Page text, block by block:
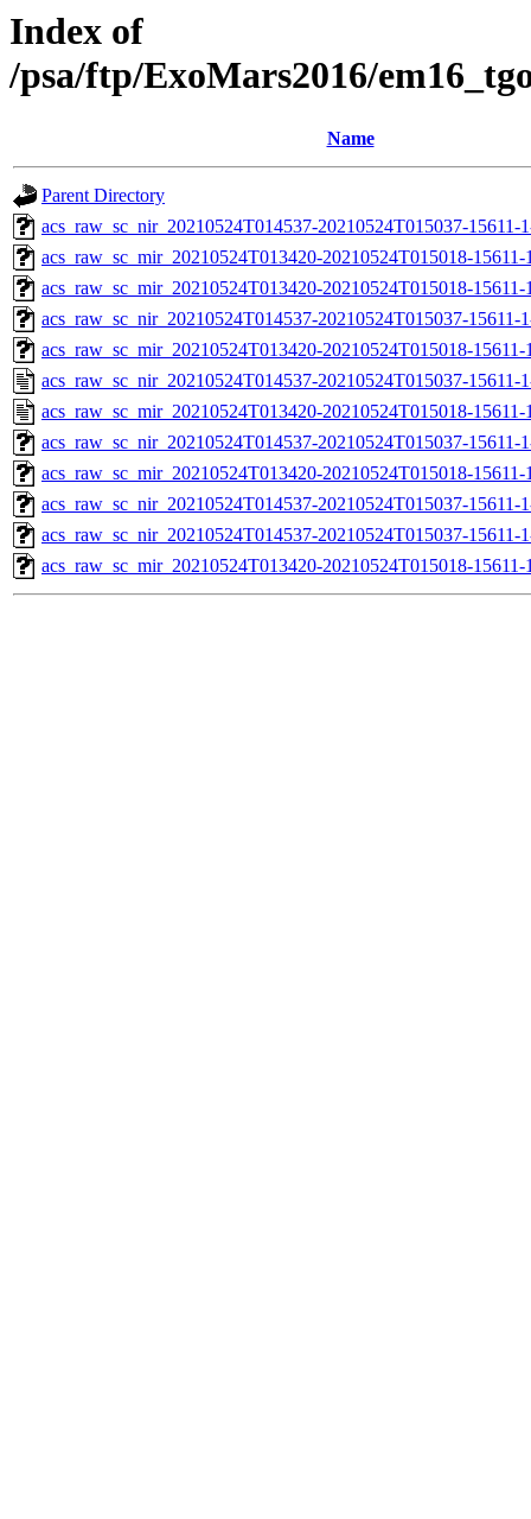
Index of
/psa/ftp/ExoMars2016/
Name
Parent Directory
acs_raw_sc_nir_20210524T014537-20210524T015037-15611-
acs_raw_sc_mir_20210524T013420-20210524T015018-
acs_raw_sc_mir_20210524T013420-20210524T015018-
acs_raw_sc_nir_20210524T014537-20210524T015037-15611-
acs_raw_sc_mir_20210524T013420-20210524T015018-
acs_raw_sc_nir_20210524T014537-20210524T015037-15611-
acs_raw_sc_mir_20210524T013420-20210524T015018-
acs_raw_sc_nir_20210524T014537-20210524T015037-15611-
acs_raw_sc_mir_20210524T013420-20210524T015018-
acs_raw_sc_nir_20210524T014537-20210524T015037-15611-
acs_raw_sc_nir_20210524T014537-20210524T015037-15611-
acs_raw_sc_mir_20210524T013420-20210524T015018-